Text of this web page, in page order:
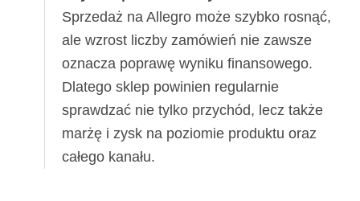
Sprzedaż na Allegro może szybko rosnąć,
ale wzrost liczby zamówień nie zawsze
oznacza poprawę wyniku finansowego.
Dlatego sklep powinien regularnie
sprawdzać nie tylko przychód, lecz także
marżę i zysk na poziomie produktu oraz
całego kanału.